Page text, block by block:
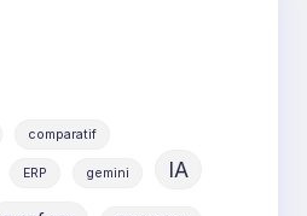
comparatif
ERP gemini IA